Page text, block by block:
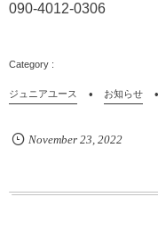
090-4012-0306
ジュニアユース お知らせ
November 23 2022